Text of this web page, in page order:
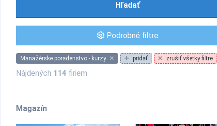
Hľadať
Podrobné filtre
Manažérske poradenstvo - kurzy pridať zrušiť všetky filtre
Nájdených 114 firiem
Magazín